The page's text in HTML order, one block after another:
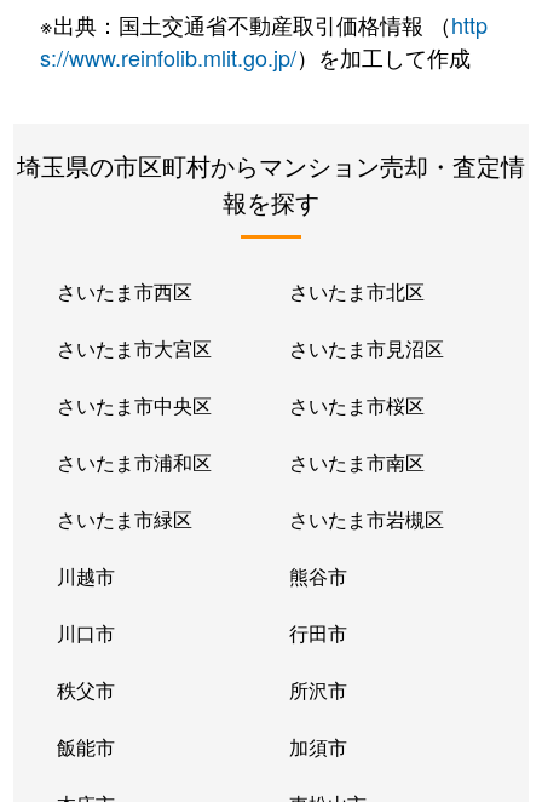
高砂
1,200万円 浦和
徒歩8分
高砂
7,200万円 浦和
徒歩9分
6,000万円 浦和
常盤
1,200万円 浦和
常盤
4,700万円 浦和
常盤
5,800万円 浦和
常盤
3,500万円 浦和
常盤
浦和
※出典：国土交通省不動産取引価格情報 （http
s://www.reinfolib.mlit.go.jp/）を加工して作成
埼玉県の市区町村からマンション売却・査定情
報を探す
さいたま市西区 さいたま市北区
さいたま市大宮区 さいたま市見沼区
さいたま市中央区 さいたま市桜区
さいたま市浦和区 さいたま市南区
さいたま市緑区 さいたま市岩槻区
川越市 熊谷市
川口市 行田市
秩父市 所沢市
飯能市 加須市